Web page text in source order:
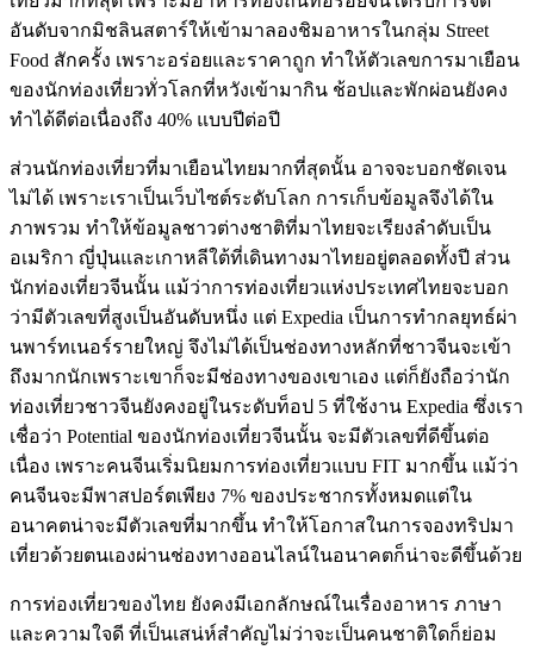
อันดับจากมิชลินสตาร์ให้เข้ามาลองชิมอาหารในกลุ่ม Street
Food สักครั้ง เพราะอร่อยและราคาถูก ทำให้ตัวเลขการมาเยือน
ของนักท่องเที่ยวทั่วโลกที่หวังเข้ามากิน ช้อปและพักผ่อนยังคง
ทำได้ดีต่อเนื่องถึง 40% แบบปีต่อปี
ส่วนนักท่องเที่ยวที่มาเยือนไทยมากที่สุดนั้น อาจจะบอกชัดเจน
ไม่ได้ เพราะเราเป็นเว็บไซต์ระดับโลก การเก็บข้อมูลจึงได้ใน
ภาพรวม ทำให้ข้อมูลชาวต่างชาติที่มาไทยจะเรียงลำดับเป็น
อเมริกา ญี่ปุ่นและเกาหลีใต้ที่เดินทางมาไทยอยู่ตลอดทั้งปี ส่วน
นักท่องเที่ยวจีนนั้น แม้ว่าการท่องเที่ยวแห่งประเทศไทยจะบอก
ว่ามีตัวเลขที่สูงเป็นอันดับหนึ่ง แต่ Expedia เป็นการทำกลยุทธ์ผ่า
นพาร์ทเนอร์รายใหญ่ จึงไม่ได้เป็นช่องทางหลักที่ชาวจีนจะเข้า
ถึงมากนักเพราะเขาก็จะมีช่องทางของเขาเอง แต่ก็ยังถือว่านัก
ท่องเที่ยวชาวจีนยังคงอยู่ในระดับท็อป 5 ที่ใช้งาน Expedia ซึ่งเรา
เชื่อว่า Potential ของนักท่องเที่ยวจีนนั้น จะมีตัวเลขที่ดีขึ้นต่อ
เนื่อง เพราะคนจีนเริ่มนิยมการท่องเที่ยวแบบ FIT มากขึ้น แม้ว่า
คนจีนจะมีพาสปอร์ตเพียง 7% ของประชากรทั้งหมดแต่ใน
อนาคตน่าจะมีตัวเลขที่มากขึ้น ทำให้โอกาสในการจองทริปมา
เที่ยวด้วยตนเองผ่านช่องทางออนไลน์ในอนาคตก็น่าจะดีขึ้นด้วย
การท่องเที่ยวของไทย ยังคงมีเอกลักษณ์ในเรื่องอาหาร ภาษา
และความใจดี ที่เป็นเสน่ห์สำคัญไม่ว่าจะเป็นคนชาติใดก็ย่อม